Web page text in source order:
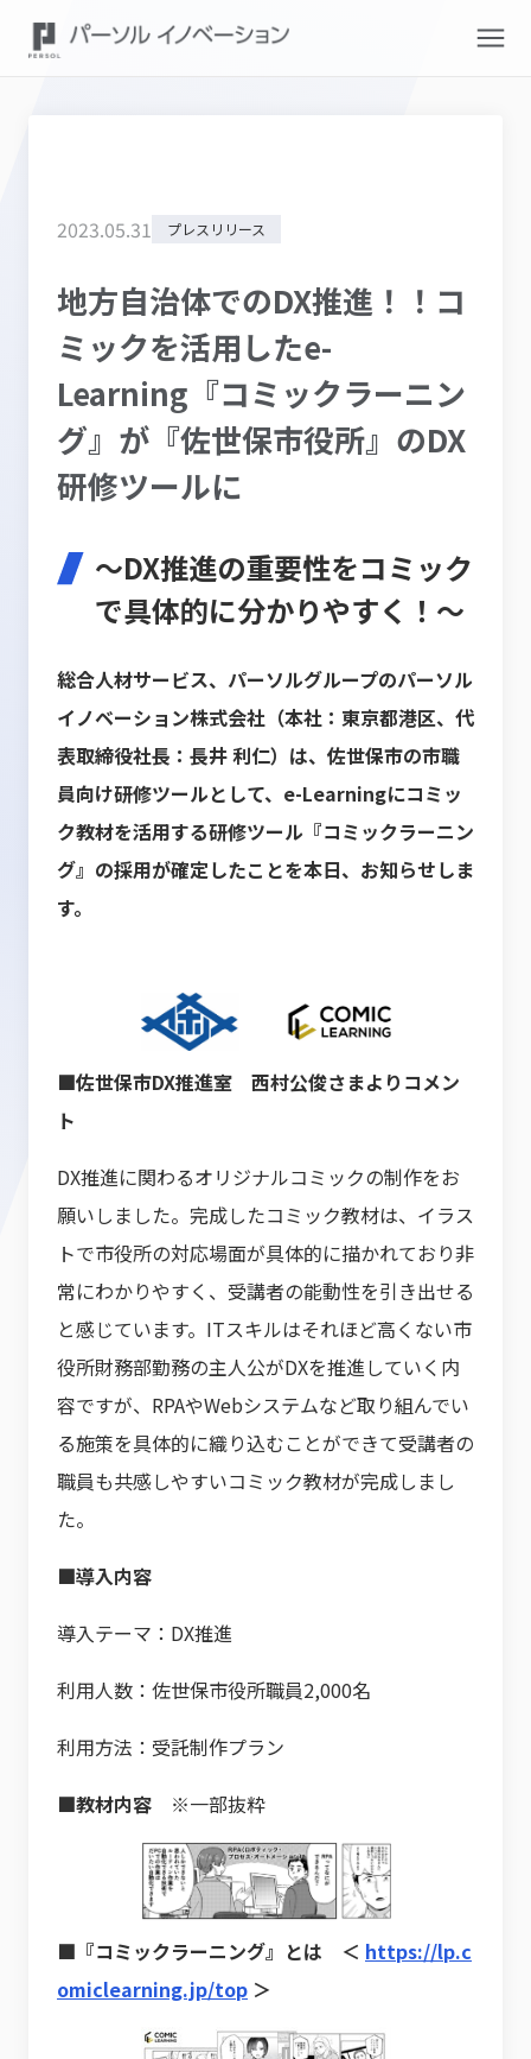
2023.05.31 プレスリリース
地方自治体でのDX推進！！コ
ミックを活用したe-
Learning『コミックラーニン
グ』が『佐世保市役所』のDX
研修ツールに
～DX推進の重要性をコミック
で具体的に分かりやすく！～
総合人材サービス、パーソルグループのパーソル
イノベーション株式会社（本社：東京都港区、代
表取締役社長：長井 利仁）は、佐世保市の市職
員向け研修ツールとして、e-Learningにコミッ
ク教材を活用する研修ツール『コミックラーニン
グ』の採用が確定したことを本日、お知らせしま
す。
■佐世保市DX推進室 西村公俊さまよりコメン
ト
DX推進に関わるオリジナルコミックの制作をお
願いしました。完成したコミック教材は、イラス
トで市役所の対応場面が具体的に描かれており非
常にわかりやすく、受講者の能動性を引き出せる
と感じています。ITスキルはそれほど高くない市
役所財務部勤務の主人公がDXを推進していく内
容ですが、RPAやWebシステムなど取り組んでい
る施策を具体的に織り込むことができて受講者の
職員も共感しやすいコミック教材が完成しまし
た。
■導入内容
導入テーマ：DX推進
利用人数：佐世保市役所職員2,000名
利用方法：受託制作プラン
■教材内容 ※一部抜粋
■『コミックラーニング』とは ＜ https://lp.c
omiclearning.jp/top ＞